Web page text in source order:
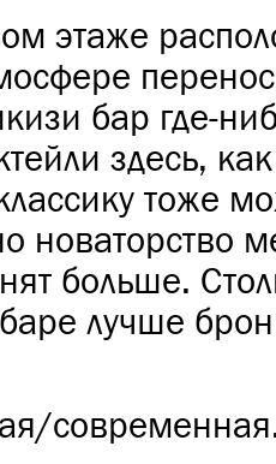
этаже
бар где-
здесь,
тоже
новаторство
больше.
лучше